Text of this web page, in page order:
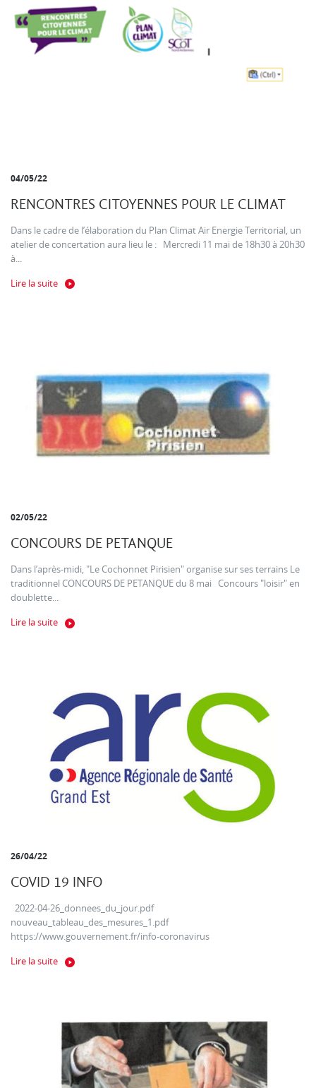
04/05/22
RENCONTRES CITOYENNES POUR LE CLIMAT
Dans le cadre de l’élaboration du Plan Climat Air Energie Territorial, un
atelier de concertation aura lieu le : Mercredi 11 mai de 18h30 à 20h30
à...
Lire la suite
02/05/22
CONCOURS DE PETANQUE
Dans l’après-midi, "Le Cochonnet Pirisien" organise sur ses terrains Le
traditionnel CONCOURS DE PETANQUE du 8 mai Concours "loisir" en
doublette...
Lire la suite
26/04/22
COVID 19 INFO
2022-04-26_donnees_du_jour.pdf
nouveau_tableau_des_mesures_1.pdf
https://www.gouvernement.fr/info-coronavirus
Lire la suite